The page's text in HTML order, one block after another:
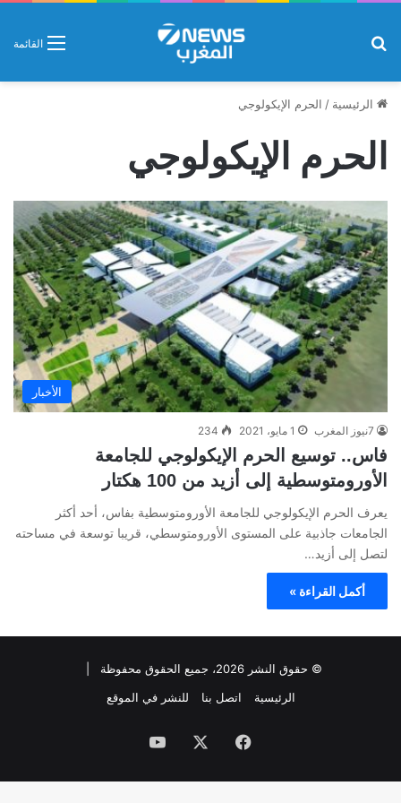
القائمة
الرئيسية / الحرم الإيكولوجي
الحرم الإيكولوجي
الأخبار
7نيوز المغرب 1 مايو، 2021 234
فاس.. توسيع الحرم الإيكولوجي للجامعة
الأورومتوسطية إلى أزيد من 100 هكتار
يعرف الحرم الإيكولوجي للجامعة الأورومتوسطية بفاس، أحد أكثر
الجامعات جاذبية على المستوى الأورومتوسطي، قريبا توسعة في مساحته
لتصل إلى أزيد…
أكمل القراءة »
© حقوق النشر 2026، جميع الحقوق محفوظة |
الرئيسية
اتصل بنا للنشر في الموقع
فيسبوك